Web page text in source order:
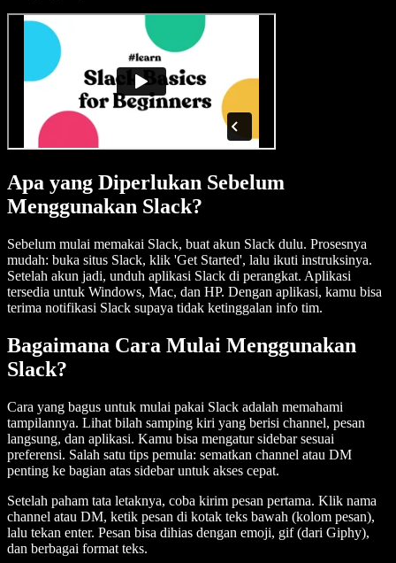
Apa yang Diperlukan Sebelum
Menggunakan Slack?
Sebelum mulai memakai Slack, buat akun Slack dulu. Prosesnya
mudah: buka situs Slack, klik 'Get Started', lalu ikuti instruksinya.
Setelah akun jadi, unduh aplikasi Slack di perangkat. Aplikasi
tersedia untuk Windows, Mac, dan HP. Dengan aplikasi, kamu bisa
terima notifikasi Slack supaya tidak ketinggalan info tim.
Bagaimana Cara Mulai Menggunakan
Slack?
Cara yang bagus untuk mulai pakai Slack adalah memahami
tampilannya. Lihat bilah samping kiri yang berisi channel, pesan
langsung, dan aplikasi. Kamu bisa mengatur sidebar sesuai
preferensi. Salah satu tips pemula: sematkan channel atau DM
penting ke bagian atas sidebar untuk akses cepat.
Setelah paham tata letaknya, coba kirim pesan pertama. Klik nama
channel atau DM, ketik pesan di kotak teks bawah (kolom pesan),
lalu tekan enter. Pesan bisa dihias dengan emoji, gif (dari Giphy),
dan berbagai format teks.